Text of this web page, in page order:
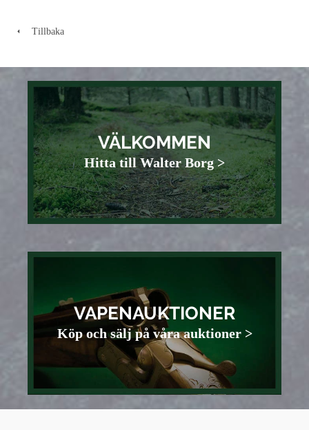
Tillbaka
VÄLKOMMEN
Hitta till Walter Borg >
VAPENAUKTIONER
Köp och sälj på våra auktioner >